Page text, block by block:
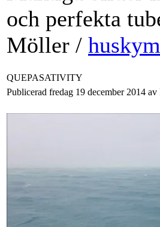
och perfekta
Möller /
QUEPASATIVITY
Publicerad fredag 19 december 2014 av